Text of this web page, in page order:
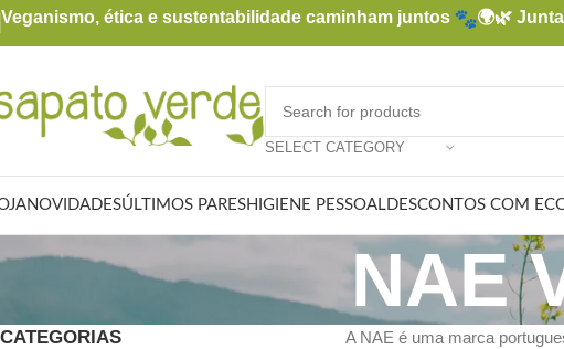
Veganismo, ética e sustentabilidade caminham juntos 🌍🌿
SELECT CATEGORY
NOVIDADESÚLTIMOS PARESHIGIENE PESSOALDESCONTOS COM
NAE
CATEGORIAS
A NAE é uma marca